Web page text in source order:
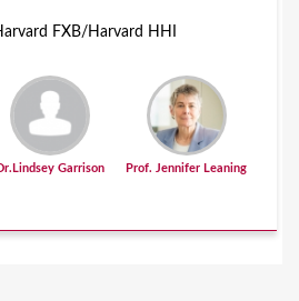
FXB/Harvard HHI
Garrison Prof. Jennifer Leaning